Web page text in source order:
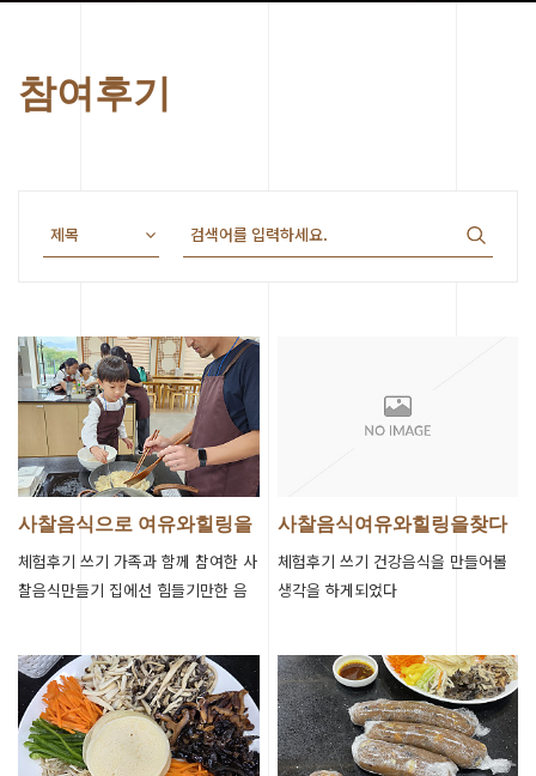
참여후기
사찰음식으로 여유와힐링을
체험후기 쓰기 가족과 함께 참여한 사
찰음식만들기 집에선 힘들기만한 음
신 스님께…
사찰음식여유와힐링을찾다
체험후기 쓰기 건강음식을 만들어볼
생각을 하게되었다